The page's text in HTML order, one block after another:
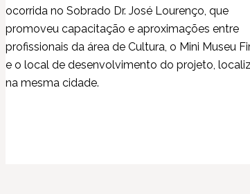
ocorrida no Sobrado Dr. José Lourenço, que
promoveu capacitação e aproximações entre
profissionais da área de Cultura, o Mini Museu
e o local de desenvolvimento do projeto,
na mesma cidade.